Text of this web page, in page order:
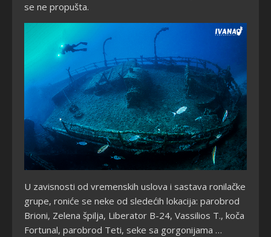
se ne propušta.
U zavisnosti od vremenskih uslova i sastava ronilačke
grupe, roniće se neke od sledećih lokacija: parobrod
Brioni, Zelena špilja, Liberator B-24, Vassilios T., koča
Fortunal, parobrod Teti, seke sa gorgonijama …